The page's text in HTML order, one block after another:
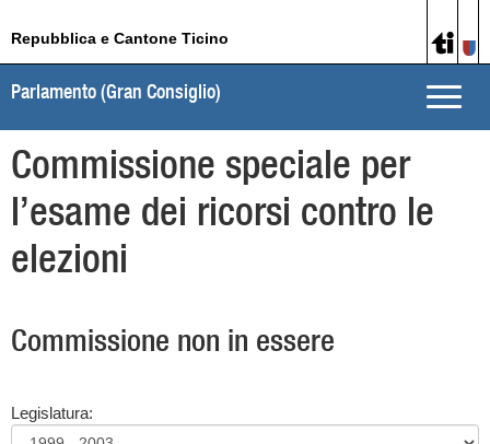
Repubblica e Cantone Ticino
Toggle
Parlamento (Gran Consiglio)
Commissione speciale per
l’esame dei ricorsi contro le
elezioni
Commissione non in essere
Legislatura: